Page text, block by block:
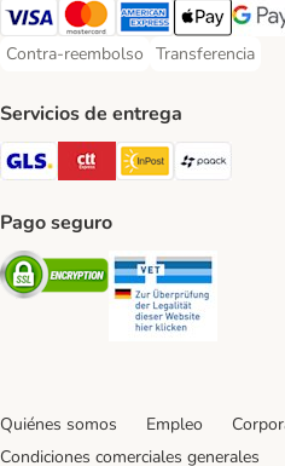
Visa Payment Method
Mastercard Payment Method
American Express
Apple Pay
Contra-reembolso
Contra-reembolso Payment Method
Transferencia
Transferencia
Servicios de entrega
GLS Shipping Method
CTTExpress Shipping
InPostpaack
Pago seguro
Security
Quiénes somos Empleo
Condiciones comerciales generales